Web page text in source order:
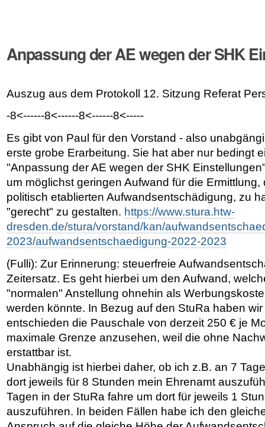
Anpassung der AE wegen der SHK
Auszug aus dem Protokoll 12. Sitzung Referat
-8<------8<------8<------8<-----
Es gibt von Paul für den Vorstand - also
erste grobe Erarbeitung. Sie hat aber nur bedingt
"Anpassung der AE wegen der SHK
um möglichst geringen Aufwand für die Ermittlung,
politisch etablierten Aufwandsentschädigung, zu
"gerecht" zu gestalten. https://www.stura.htw-
dresden.de/stura/vorstand/kan/
2023/aufwandsentschaedigung-2022-2023
(Fulli): Zur Erinnerung: steuerfreie
Zeitersatz. Es geht hierbei um den Aufwand,
"normalen" Anstellung ohnehin als
werden könnte. In Bezug auf den StuRa haben
entschieden die Pauschale von derzeit 250 € je
maximale Grenze anzusehen, weil die ohne
erstattbar ist.
Unabhängig ist hierbei daher, ob ich z.B. an 7
dort jeweils für 8 Stunden mein Ehrenamt
Tagen in der StuRa fahre um dort für jeweils 1
auszuführen. In beiden Fällen habe ich den